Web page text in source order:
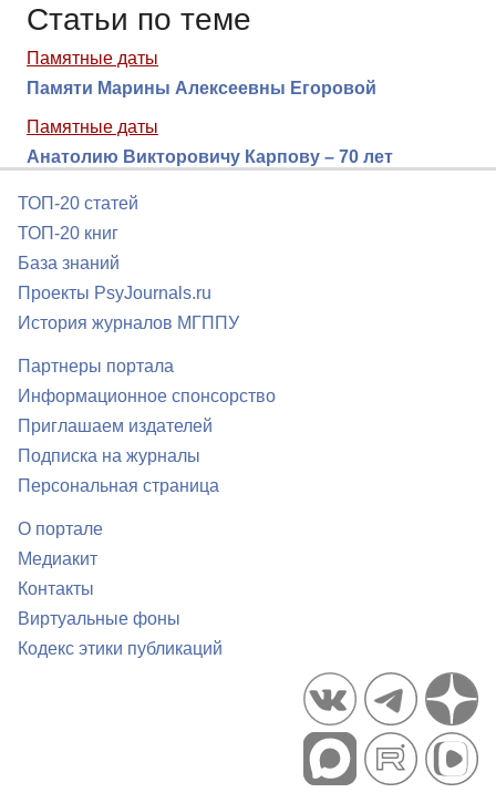
Статьи по теме
Памятные даты
Памяти Марины Алексеевны Егоровой
Памятные даты
Анатолию Викторовичу Карпову – 70 лет
ТОП-20 статей
ТОП-20 книг
База знаний
Проекты PsyJournals.ru
История журналов МГППУ
Партнеры портала
Информационное спонсорство
Приглашаем издателей
Подписка на журналы
Персональная страница
О портале
Медиакит
Контакты
Виртуальные фоны
Кодекс этики публикаций